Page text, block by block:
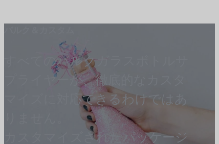
すべてのバルクガラスボトルサ
プライヤーが、徹底的なカスタ
マイズに対応できるわけではあ
カスタマイズされたパッケージ